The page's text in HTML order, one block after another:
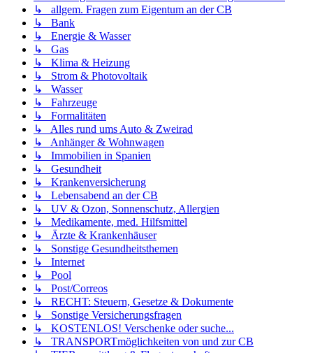
↳ allgem. Fragen zum Eigentum an der CB
↳ Bank
↳ Energie & Wasser
↳ Gas
↳ Klima & Heizung
↳ Strom & Photovoltaik
↳ Wasser
↳ Fahrzeuge
↳ Formalitäten
↳ Alles rund ums Auto & Zweirad
↳ Anhänger & Wohnwagen
↳ Immobilien in Spanien
↳ Gesundheit
↳ Krankenversicherung
↳ Lebensabend an der CB
↳ UV & Ozon, Sonnenschutz, Allergien
↳ Medikamente, med. Hilfsmittel
↳ Ärzte & Krankenhäuser
↳ Sonstige Gesundheitsthemen
↳ Internet
↳ Pool
↳ Post/Correos
↳ RECHT: Steuern, Gesetze & Dokumente
↳ Sonstige Versicherungsfragen
↳ KOSTENLOS! Verschenke oder suche...
↳ TRANSPORTmöglichkeiten von und zur CB